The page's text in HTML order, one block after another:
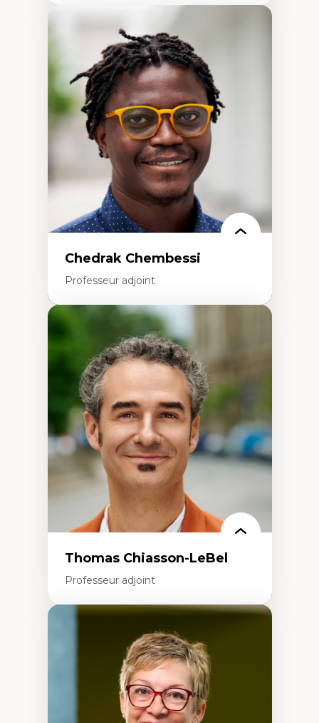
Expertises
Trajectoires migratoires
Migrations forcées
Études des frontières; Enjeux géopolitiques
des migrations
Politiques migratoires
Réfugiés
Demandeurs d’asile
Migrations irrégulières
Migrations temporaires
Migration et changement climatique
Migration et développement
Chedrak Chembessi
Professeur adjoint
Économie circulaire
Modèles d’affaires durables
Histoire des faits économiques
Gestion durable des ressources naturelles
Écologie industrielle
Aménagement durable du territoire
Développement régional
Coopératives
Télétravail en milieu rural francophone
Transition socio-écologique
Thomas Chiasson-LeBel
Professeur adjoint
Théories du développement
Économie politique comparée
Élites économiques
Sociologie économique
Extractivisme
Classes sociales
Mouvements sociaux